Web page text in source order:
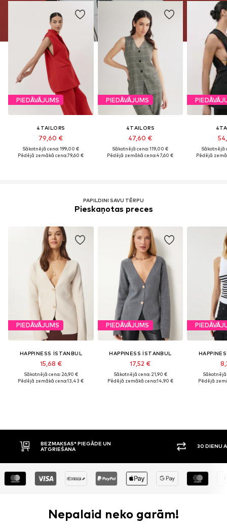
PIEDĀVĀJUMS
4TAILORS
79,60 €
Sākotnējā cena: 199,00 €
Pēdējā zemākā cena:79,60 €
PIEDĀVĀJUMS
4TAILORS
47,60 €
Sākotnējā cena: 119,00 €
Pēdējā zemākā cena:47,60 €
Sākotnējā
Pēdējā
PAPILDINI SAVU TĒRPU
Pieskaņotas preces
PIEDĀVĀJUMS
HAPPINESS İSTANBUL
15,68 €
Sākotnējā cena: 26,90 €
Pēdējā zemākā cena:13,43 €
PIEDĀVĀJUMS
HAPPINESS İSTANBUL
17,52 €
Sākotnējā cena: 21,90 €
Pēdējā zemākā cena:14,90 €
Sākotnējā
Pēdējā
30 DIENU ATGRIEŠANAS TIESĪBAS
Nepalaid neko garām!